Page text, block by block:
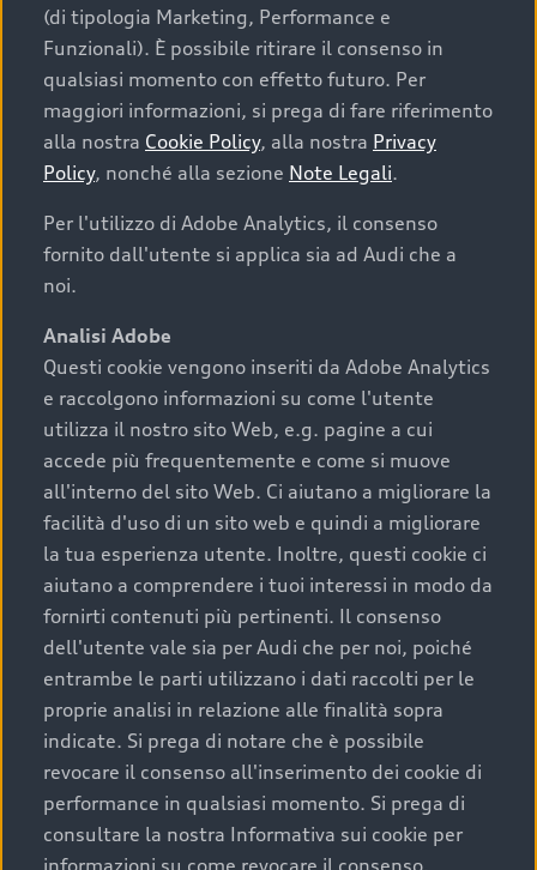
Cosa sapere prima di
acquistare la tua prossima
auto
I requisiti fondamentali da considerare prima di
acquistare un’auto usata, oltre al prezzo e all'aspetto,
chilometraggio: un valore contenuto corrisponde a
uno stato migliore del veicolo e a una maggiore
durata nel tempo;
cronologia dei tagliandi: una documentazione
completa della vettura certifica una manutenzione
costante e accurata;
condizioni della carrozzeria e degli interni: una
buona conservazione evidenzia cura e attenzione del
precedente proprietario;
efficienza meccanica: motore, trasmissione e
componenti principali in ottimo stato garantiscono
prestazioni affidabili e sicure.
Acquistare un’auto usata in una Concessionaria ufficiale
Audi che offre l’usato garantito tramite Audi Prima
Scelta :plus, significa affidarsi ad un prodotto che viene
(di tipologia Marketing, Performance e
Funzionali). È possibile ritirare il consenso in
qualsiasi momento con effetto futuro. Per
maggiori informazioni, si prega di fare riferimento
alla nostra Cookie Policy, alla nostra Privacy
Policy, nonché alla sezione Note Legali.
Per l'utilizzo di Adobe Analytics, il consenso
fornito dall'utente si applica sia ad Audi che a
noi.
Analisi Adobe
Questi cookie vengono inseriti da Adobe Analytics
e raccolgono informazioni su come l'utente
utilizza il nostro sito Web, e.g. pagine a cui
accede più frequentemente e come si muove
all'interno del sito Web. Ci aiutano a migliorare la
facilità d'uso di un sito web e quindi a migliorare
la tua esperienza utente. Inoltre, questi cookie ci
aiutano a comprendere i tuoi interessi in modo da
fornirti contenuti più pertinenti. Il consenso
dell'utente vale sia per Audi che per noi, poiché
entrambe le parti utilizzano i dati raccolti per le
proprie analisi in relazione alle finalità sopra
indicate. Si prega di notare che è possibile
revocare il consenso all'inserimento dei cookie di
performance in qualsiasi momento. Si prega di
consultare la nostra Informativa sui cookie per